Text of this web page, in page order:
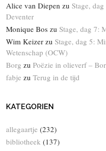
Alice van Diepen zu Stage,
Deventer
Monique Bos zu Stage, dag 7:
Wim Keizer zu Stage, dag 5:
Wetenschap (OCW)
Borg zu Poëzie in olieverf –
fabje zu Terug in de tijd
KATEGORIEN
allegaartje (232)
bibliotheek (137)